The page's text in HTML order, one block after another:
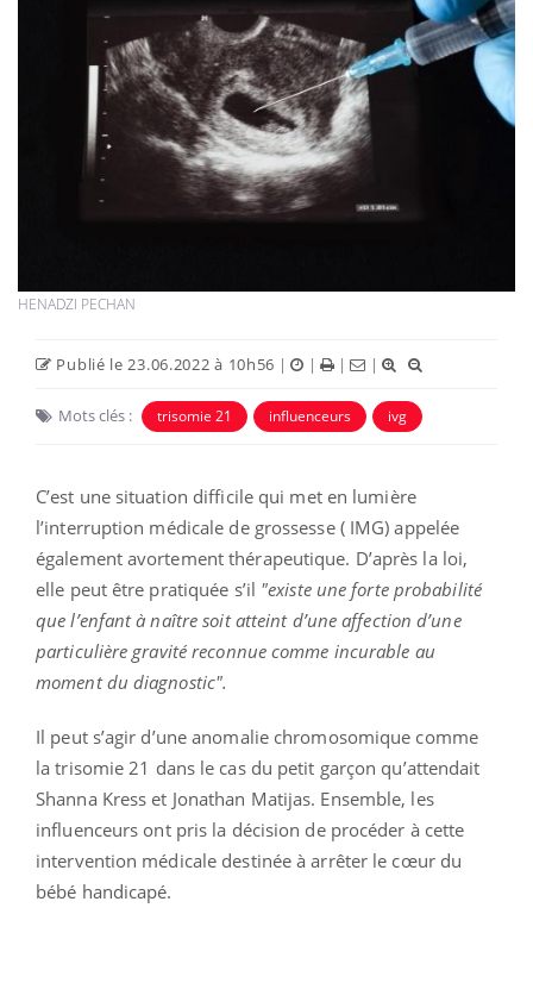
HENADZI PECHAN
Publié le 23.06.2022 à 10h56 | | | |
Mots clés : trisomie 21 influenceurs ivg
C’est une situation difficile qui met en lumière
l’interruption médicale de grossesse ( IMG) appelée
également avortement thérapeutique. D’après la loi,
elle peut être pratiquée s’il "existe une forte probabilité
que l’enfant à naître soit atteint d’une affection d’une
particulière gravité reconnue comme incurable au
moment du diagnostic".
Il peut s’agir d’une anomalie chromosomique comme
la trisomie 21 dans le cas du petit garçon qu’attendait
Shanna Kress et Jonathan Matijas. Ensemble, les
influenceurs ont pris la décision de procéder à cette
intervention médicale destinée à arrêter le cœur du
bébé handicapé.